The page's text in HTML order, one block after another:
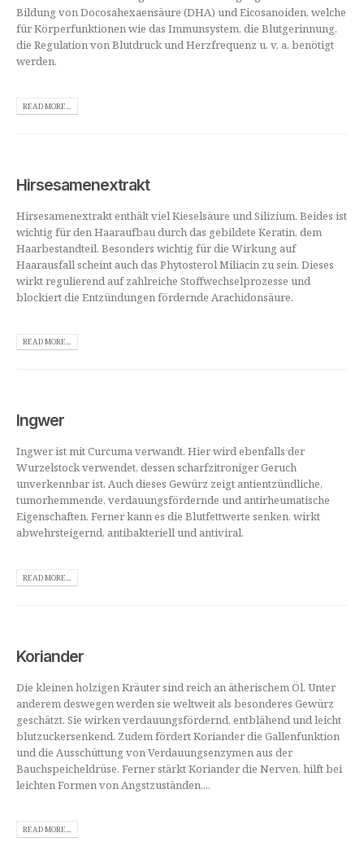
Bildung von Docosahexaensäure (DHA) und Eicosanoiden, welche
für Körperfunktionen wie das Immunsystem, die Blutgerinnung,
die Regulation von Blutdruck und Herzfrequenz u. v. a. benötigt
werden.
READ MORE...
Hirsesamenextrakt
Hirsesamenextrakt enthält viel Kieselsäure und Silizium. Beides ist
wichtig für den Haaraufbau durch das gebildete Keratin, dem
Haarbestandteil. Besonders wichtig für die Wirkung auf
Haarausfall scheint auch das Phytosterol Miliacin zu sein. Dieses
wirkt regulierend auf zahlreiche Stoffwechselprozesse und
blockiert die Entzündungen fördernde Arachidonsäure.
READ MORE...
Ingwer
Ingwer ist mit Curcuma verwandt. Hier wird ebenfalls der
Wurzelstock verwendet, dessen scharfzitroniger Geruch
unverkennbar ist. Auch dieses Gewürz zeigt antientzündliche,
tumorhemmende, verdauungsfördernde und antirheumatische
Eigenschaften. Ferner kann es die Blutfettwerte senken, wirkt
abwehrsteigernd, antibakteriell und antiviral.
READ MORE...
Koriander
Die kleinen holzigen Kräuter sind reich an ätherischem Öl. Unter
anderem deswegen werden sie weltweit als besonderes Gewürz
geschätzt. Sie wirken verdauungsfördernd, entblähend und leicht
blutzuckersenkend. Zudem fördert Koriander die Gallenfunktion
und die Ausschüttung von Verdauungsenzymen aus der
Bauchspeicheldrüse. Ferner stärkt Koriander die Nerven, hilft bei
leichten Formen von Angstzuständen,...
READ MORE...